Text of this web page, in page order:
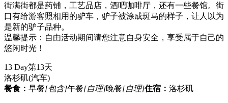
街满街都是药铺，工艺品店，酒吧咖啡厅，还有一些餐馆。街
口有给游客照相用的驴车，驴子被涂成斑马的样子，让人以为
是新的驴子品种。
温馨提示：自由活动期间请您注意自身安全，享受属于自己的
悠闲时光！
13 Day第13天
洛杉矶(汽车)
餐食： 早餐[包含]午餐[自理]晚餐[自理]住宿： 洛杉矶